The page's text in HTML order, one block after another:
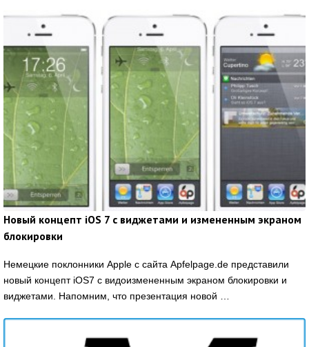
Новый концепт iOS 7 с виджетами и измененным экраном
блокировки
Немецкие поклонники Apple с сайта Apfelpage.de представили
новый концепт iOS7 с видоизмененным экраном блокировки и
виджетами. Напомним, что презентация новой …